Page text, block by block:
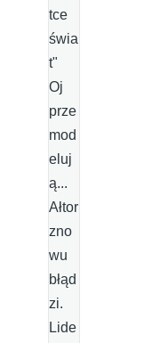
tce
świa
t"
Oj
prze
mod
eluj
ą...
Ałtor
zno
wu
błąd
zi.
Lide